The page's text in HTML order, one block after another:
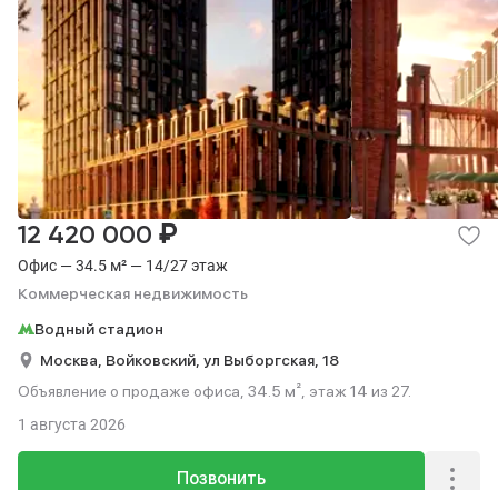
Офис — 34.5 м² — 14/27 этаж
Коммерческая недвижимость
12 420 000 ₽
Водный стадион
Москва, Войковский, ул Выборгская, 18
Объявление о продаже офиса, 34.5 м², этаж 14 из 27.
Позвонить
1 августа 2026